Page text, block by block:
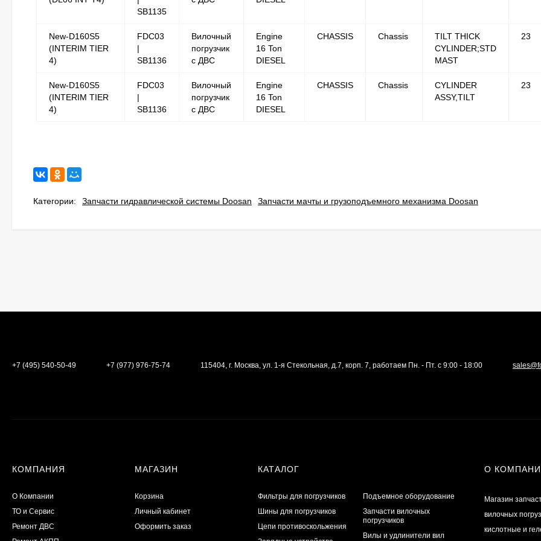
SB1135
New-D160S5
(INTERIM TIER
4)
FDC03
|
SB1136
Вилочный
погрузчик
с ДВС
Engine
16 Ton
DIESEL
CHASSIS Chassis
TILT THICK
CYLINDER;STD
MAST
23
New-D160S5
(INTERIM TIER
4)
FDC03
|
SB1136
Вилочный
погрузчик
с ДВС
Engine
16 Ton
DIESEL
CHASSIS Chassis
CYLINDER
ASSY,TILT
23
Категории: Запчасти гидравлической системы Doosan Запчасти мачты и грузоподъемного механизма Doosan
+7 (495) 540-50-49 +7 (977) 976-75-74 115404, г. Москва, ул. 1-я Стекольная, д.7, корп. 7, работаем Пн. - Пт. с 9:00 - 18:00
КОМПАНИЯ
О Компании
ТО и Сервис
​Ремонт ДВС
МАГАЗИН
Корзина
Личный кабинет
Оформить заказ
КАТАЛОГ
Фильтры для погрузчиков
Шины для погрузчиков
Цепи противоскольжения
Подъемное оборудование
Запчасти вилочных
погрузчиков
Вилы и удлинители вил
О
Магазин
вилочных
кислотные и